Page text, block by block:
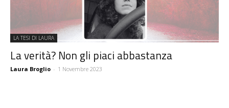
LA TESI DI LAURA
La verità? Non gli piaci abbastanza
Laura Broglio - 1 Novembre 2023